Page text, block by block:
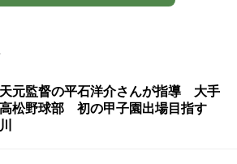
元監督の平石洋介さんが指導 大手
松野球部 初の甲子園出場目指す